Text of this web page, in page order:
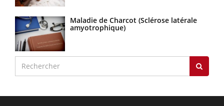
Maladie de Charcot (Sclérose latérale
amyotrophique)